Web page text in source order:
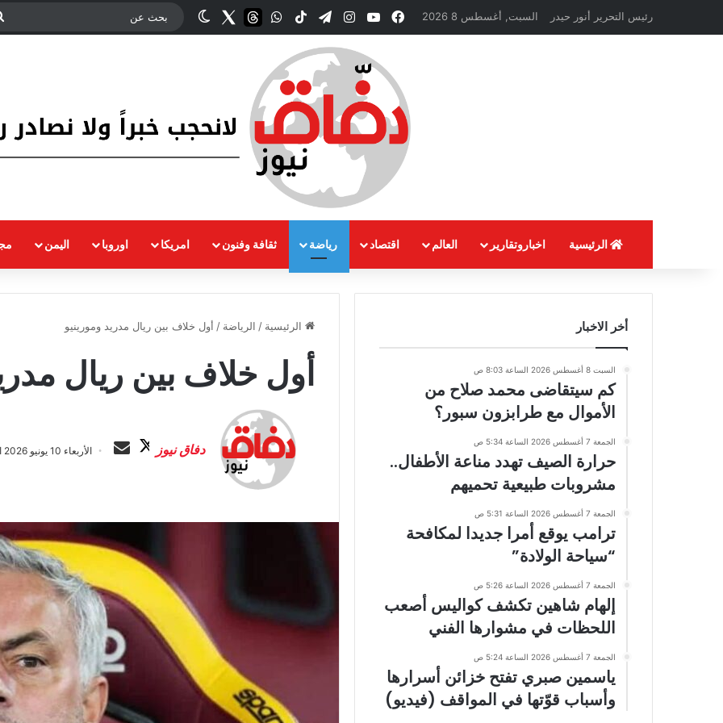
رئيس التحرير أنور حيدر السبت, أغسطس 8 2026 فيسبوك‫YouTubeانستقرام
تيلقرام ‫TikTokواتسابthreads
Twitterالوضع المظلم
الرئيسية اخباروتقارير العالم اقتصاد رياضة ثقافة وفنون امريكا اوروبا اليمن
الرئيسية / الرياضة / أول خلاف بين ريال مدريد ومورينيو
أول خلاف بين ريال
دفاق نيوز
ا
ب
ل
ى
X
ر
ي
د
إ
ل
ك
ت
ر
و
ن
الأربعاء 10 يونيو 2026 الساعة 10:35 م
أخر الاخبار
السبت 8 أغسطس 2026 الساعة 8:03 ص
كم سيتقاضى محمد صلاح من
الأموال مع طرابزون سبور؟
الجمعة 7 أغسطس 2026 الساعة 5:34 ص
حرارة الصيف تهدد مناعة الأطفال..
مشروبات طبيعية تحميهم
الجمعة 7 أغسطس 2026 الساعة 5:31 ص
ترامب يوقع أمرا جديدا لمكافحة
“سياحة الولادة”
الجمعة 7 أغسطس 2026 الساعة 5:26 ص
إلهام شاهين تكشف كواليس أصعب
اللحظات في مشوارها الفني
الجمعة 7 أغسطس 2026 الساعة 5:24 ص
ياسمين صبري تفتح خزائن أسرارها
وأسباب قوّتها في المواقف (فيديو)